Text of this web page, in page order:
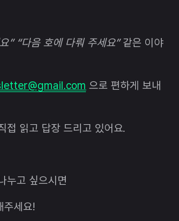
” “다음 호에 다뤄 주세요”같은 이야
으로 편하게 보내
접 읽고 답장 드리고 있어요.
누고 싶으시면
주세요!